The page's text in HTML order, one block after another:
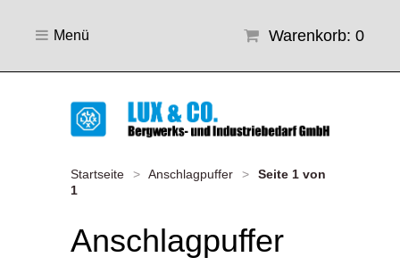
Warenkorb: 0
Menü
Startseite > Anschlagpuffer >
Seite 1 von
1
Anschlagpuffer